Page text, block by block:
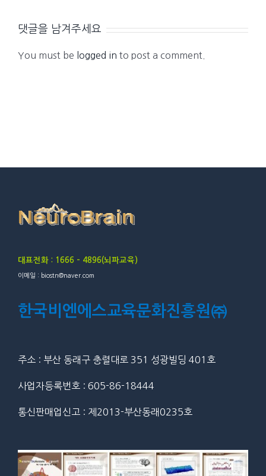
댓글을 남겨주세요
You must be logged in to post a comment.
대표전화 : 1666 – 4896(뇌파교육)
이메일 : biostn@naver.com
한국비엔에스교육문화진흥원㈜
주소 : 부산 동래구 충렬대로 351 성광빌딩 401호
사업자등록번호 : 605-86-18444
통신판매업신고 : 제2013-부산동래0235호